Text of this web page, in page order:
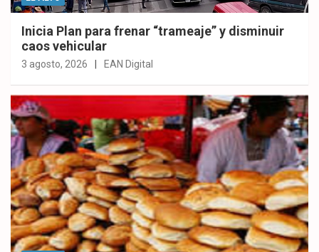
Inicia Plan para frenar “trameaje” y disminuir
caos vehicular
3 agosto, 2026 EAN Digital